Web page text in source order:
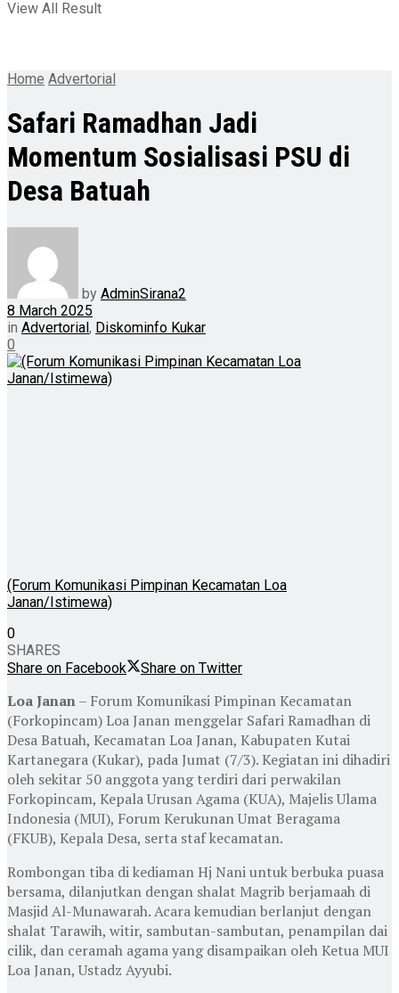
View All Result
Home Advertorial
Safari Ramadhan Jadi
Momentum Sosialisasi PSU di
Desa Batuah
by AdminSirana2
8 March 2025
in Advertorial, Diskominfo Kukar
0
(Forum Komunikasi Pimpinan Kecamatan Loa
Janan/Istimewa)
0
SHARES
Share on Facebook
Share on Twitter
Loa Janan– Forum Komunikasi Pimpinan Kecamatan
(Forkopincam) Loa Janan menggelar Safari Ramadhan di
Desa Batuah, Kecamatan Loa Janan, Kabupaten Kutai
Kartanegara (Kukar), pada Jumat (7/3). Kegiatan ini dihadiri
oleh sekitar 50 anggota yang terdiri dari perwakilan
Forkopincam, Kepala Urusan Agama (KUA), Majelis Ulama
Indonesia (MUI), Forum Kerukunan Umat Beragama
(FKUB), Kepala Desa, serta staf kecamatan.
Rombongan tiba di kediaman Hj Nani untuk berbuka puasa
bersama, dilanjutkan dengan shalat Magrib berjamaah di
Masjid Al-Munawarah. Acara kemudian berlanjut dengan
shalat Tarawih, witir, sambutan-sambutan, penampilan dai
cilik, dan ceramah agama yang disampaikan oleh Ketua MUI
Loa Janan, Ustadz Ayyubi.